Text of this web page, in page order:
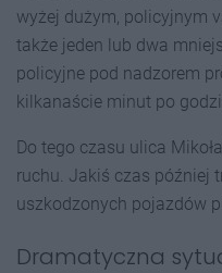
wyżej dużym, policyjnym
także jeden lub dwa
policyjne pod nadzorem
kilkanaście minut po
Do tego czasu ulica
ruchu. Jakiś czas później
uszkodzonych pojazdów
Dramatyczna